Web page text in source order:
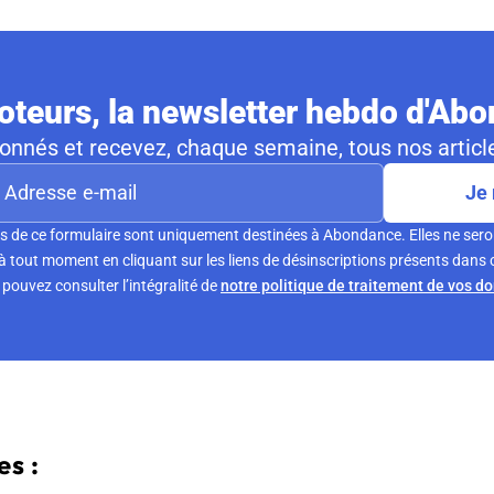
la newsletter hebdo
et recevez, chaque semaine, tous nos
Je
de ce formulaire sont uniquement destinées à Abondance. Elles ne
tout moment en cliquant sur les liens de désinscriptions présents dans
consulter l’intégralité denotre politique de traitement de vos
: